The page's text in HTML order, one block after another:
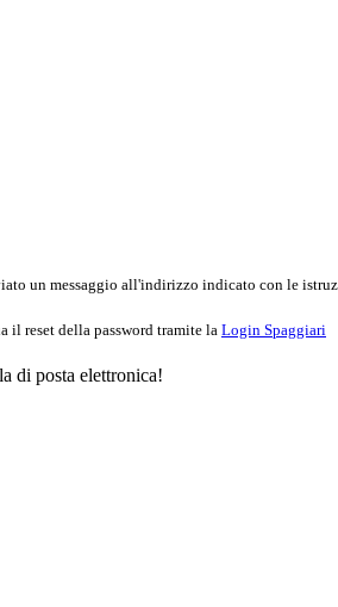
un messaggio all'indirizzo indicato con le
il reset della password tramite la Login Spaggiari
di posta elettronica!